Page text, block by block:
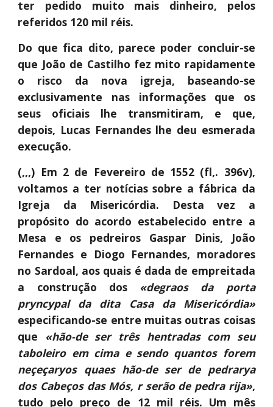
ter pedido muito mais dinheiro, pelos
referidos 120 mil réis.
Do que fica dito, parece poder concluir-se
que João de Castilho fez mito rapidamente
o risco da nova igreja, baseando-se
exclusivamente nas informações que os
seus oficiais lhe transmitiram, e que,
depois, Lucas Fernandes lhe deu esmerada
execução.
(,,,) Em 2 de Fevereiro de 1552 (fl,. 396v),
voltamos a ter notícias sobre a fábrica da
Igreja da Misericórdia. Desta vez a
propósito do acordo estabelecido entre a
Mesa e os pedreiros Gaspar Dinis, João
Fernandes e Diogo Fernandes, moradores
no Sardoal, aos quais é dada de empreitada
a construção dos «degraos da porta
pryncypal da dita Casa da Misericórdia»
especificando-se entre muitas outras coisas
que «hão-de ser três hentradas com seu
taboleiro em cima e sendo quantos forem
neçeçaryos quaes hão-de ser de pedrarya
dos Cabeços das Mós, r serão de pedra rija»,
tudo pelo preço de 12 mil réis. Um mês